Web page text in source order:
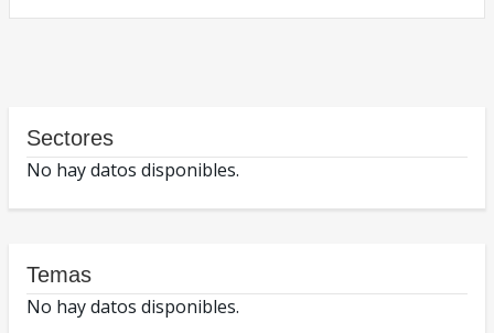
Sectores
No hay datos disponibles.
Temas
No hay datos disponibles.